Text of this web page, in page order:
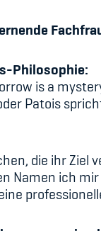
Philosophie:
is a
Patois
die ihr Ziel
Namen ich